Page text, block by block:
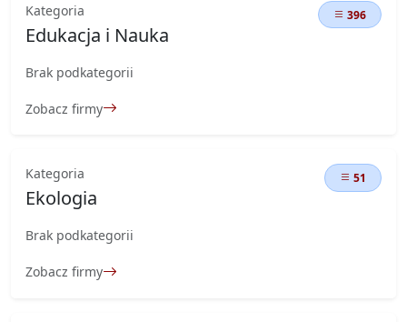
Kategoria
Edukacja i Nauka
396
Brak podkategorii
Zobacz firmy
Kategoria
Ekologia
51
Brak podkategorii
Zobacz firmy